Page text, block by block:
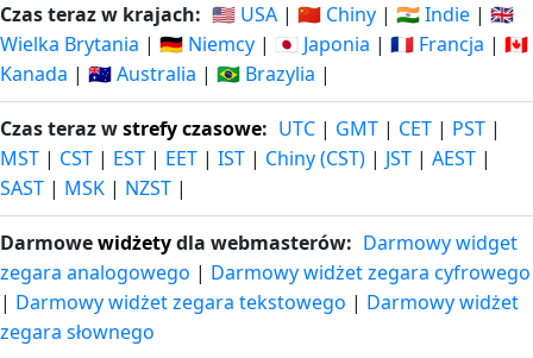
Czas teraz w krajach: 🇺🇸 USA | 🇨🇳 Chiny | 🇮🇳 Indie | 🇬🇧
Wielka Brytania | 🇩🇪 Niemcy | 🇯🇵 Japonia | 🇫🇷 Francja | 🇨🇦
Kanada | 🇦🇺 Australia | 🇧🇷 Brazylia |
Czas teraz wstrefy czasowe: UTC | GMT | CET | PST |
MST | CST | EST | EET | IST | Chiny (CST) | JST | AEST |
SAST | MSK | NZST |
Darmowewidżetydla webmasterów: Darmowy widget
zegara analogowego | Darmowy widżet zegara cyfrowego
| Darmowy widżet zegara tekstowego | Darmowy widżet
zegara słownego